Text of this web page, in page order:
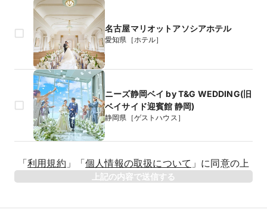
名古屋マリオットアソシアホテル
愛知県［ホテル］
ニーズ静岡ベイ by T&G WEDDING(旧
ベイサイド迎賓館 静岡)
静岡県［ゲストハウス］
年
「利用規約 」 「個人情報の取扱について 」 に同意の上
上記の内容で送信する